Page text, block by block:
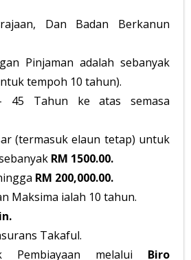
Dan Badan Berkanun
Pinjaman adalah sebanyak
tempoh 10 tahun).
45 Tahun ke atas semasa
(termasuk elaun tetap) untuk
RM 1500.00.
RM 200,000.00.
Maksima ialah 10 tahun.
Takaful.
Pembiayaan melalui Biro